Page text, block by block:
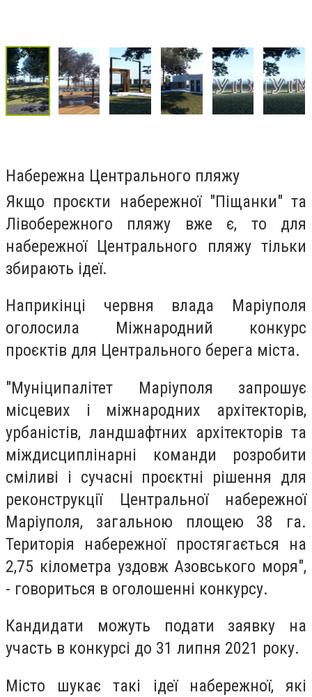
Набережна Центрального пляжу
Якщо проєкти набережної "Піщанки" та
Лівобережного пляжу вже є, то для
набережної Центрального пляжу тільки
збирають ідеї.
Наприкінці червня влада Маріуполя
оголосила Міжнародний конкурс
проєктів для Центрального берега міста.
"Муніципалітет Маріуполя запрошує
місцевих і міжнародних архітекторів,
урбаністів, ландшафтних архітекторів та
міждисциплінарні команди розробити
сміливі і сучасні проєктні рішення для
реконструкції Центральної набережної
Маріуполя, загальною площею 38 га.
Територія набережної простягається на
2,75 кілометра уздовж Азовського моря",
- говориться в оголошенні конкурсу.
Кандидати можуть подати заявку на
участь в конкурсі до 31 липня 2021 року.
Місто шукає такі ідеї набережної, які